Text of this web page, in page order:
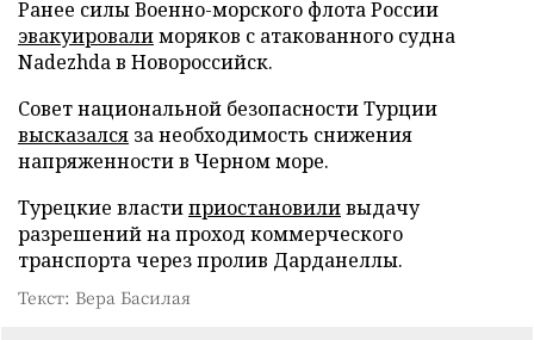
Ранее силы Военно-морского флота России
эвакуировалиморяков с атакованного судна
Nadezhda в Новороссийск.
Совет национальной безопасности Турции
высказался за необходимость снижения
напряженности в Черном море.
Турецкие властиприостановиливыдачу
разрешений на проход коммерческого
транспорта через пролив Дарданеллы.
Текст: Вера Басилая